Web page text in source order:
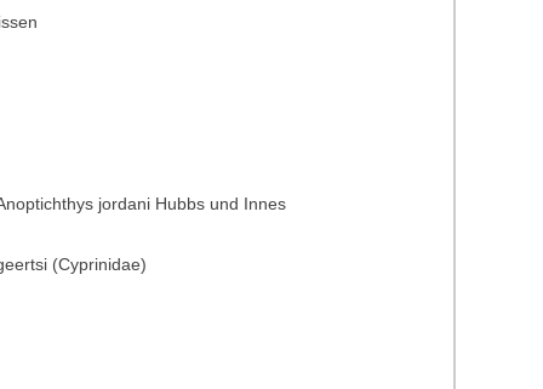
jordani Hubbs und Innes
(Cyprinidae)